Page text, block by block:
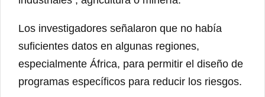
Los investigadores señalaron que no había
suficientes datos en algunas regiones,
especialmente África, para permitir el diseño de
programas específicos para reducir los riesgos.